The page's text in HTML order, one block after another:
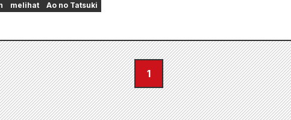
melihat Ao no Tatsuki
1